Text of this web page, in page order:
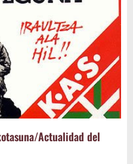
​Actualidad del